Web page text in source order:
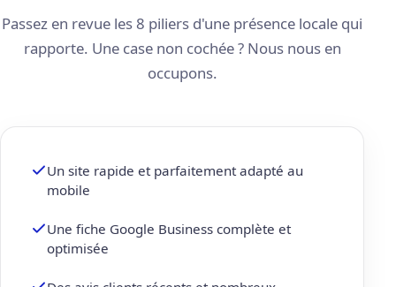
Passez en revue les 8 piliers d'une présence locale qui
rapporte. Une case non cochée ? Nous nous en
occupons.
Un site rapide et parfaitement adapté au
mobile
Une fiche Google Business complète et
optimisée